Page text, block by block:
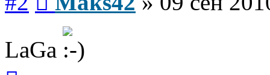
LаGа